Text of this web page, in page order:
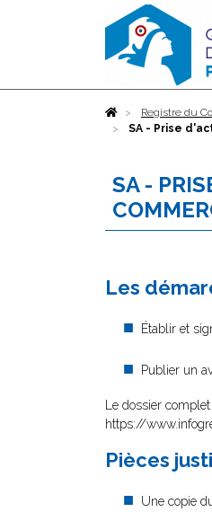
AccueilRegistre du
SA - Prise
SA -
Les
Établir et
Publier un
Le dossier
https://
Pièces
Une copie